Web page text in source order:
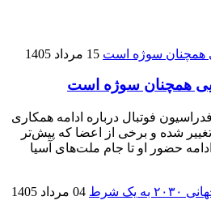
15 مرداد 1405
همچنان سوژه است
فوتبال درباره ادامه همکاری
شده و برخی از اعضا که پیش‌تر
حضور او تا جام ملت‌های آسیا
04 مرداد 1405